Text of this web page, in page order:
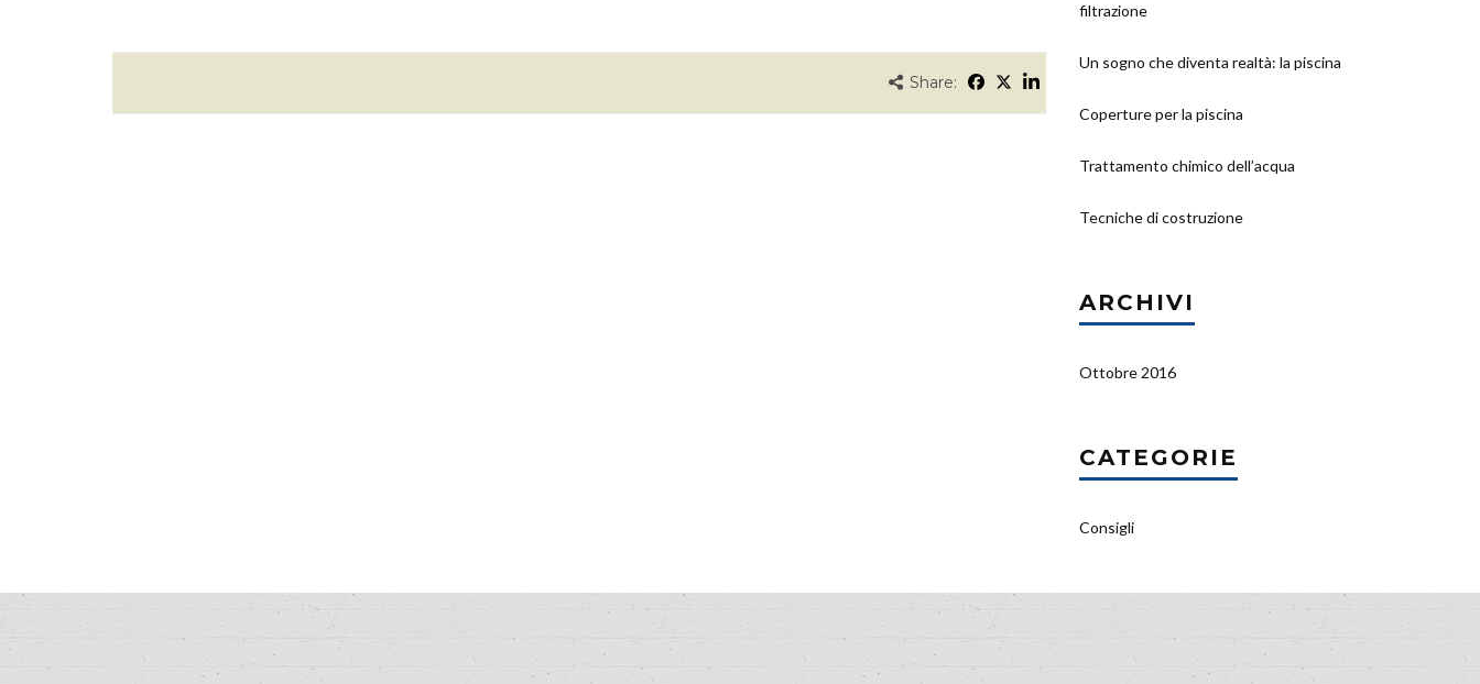
Share:
filtrazione
Un sogno che diventa realtà: la piscina
Coperture per la piscina
Trattamento chimico dell’acqua
Tecniche di costruzione
ARCHIVI
Ottobre 2016
CATEGORIE
Consigli